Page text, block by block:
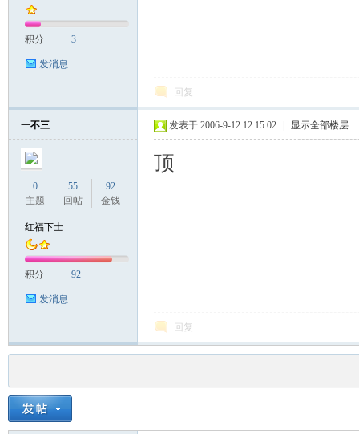
积分 3
发消息
回复
一不三
0
主题
55
回帖
92
金钱
红福下士
积分 92
发消息
发表于 2006-9-12 12:15:02 显示全部楼层
顶
回复